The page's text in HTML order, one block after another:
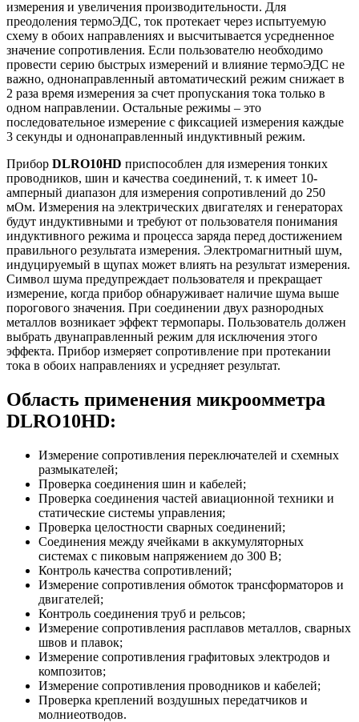
измерения и увеличения производительности. Для
преодоления термоЭДС, ток протекает через испытуемую
схему в обоих направлениях и высчитывается усредненное
значение сопротивления. Если пользователю необходимо
провести серию быстрых измерений и влияние термоЭДС не
важно, однонаправленный автоматический режим снижает в
2 раза время измерения за счет пропускания тока только в
одном направлении. Остальные режимы – это
последовательное измерение с фиксацией измерения каждые
3 секунды и однонаправленный индуктивный режим.
Прибор DLRO10HD приспособлен для измерения тонких
проводников, шин и качества соединений, т. к имеет 10-
амперный диапазон для измерения сопротивлений до 250
мОм. Измерения на электрических двигателях и генераторах
будут индуктивными и требуют от пользователя понимания
индуктивного режима и процесса заряда перед достижением
правильного результата измерения. Электромагнитный шум,
индуцируемый в щупах может влиять на результат измерения.
Символ шума предупреждает пользователя и прекращает
измерение, когда прибор обнаруживает наличие шума выше
порогового значения. При соединении двух разнородных
металлов возникает эффект термопары. Пользователь должен
выбрать двунаправленный режим для исключения этого
эффекта. Прибор измеряет сопротивление при протекании
тока в обоих направлениях и усредняет результат.
Область применения микроомметра
DLRO10HD:
Измерение сопротивления переключателей и схемных
размыкателей;
Проверка соединения шин и кабелей;
Проверка соединения частей авиационной техники и
статические системы управления;
Проверка целостности сварных соединений;
Соединения между ячейками в аккумуляторных
системах с пиковым напряжением до 300 В;
Контроль качества сопротивлений;
Измерение сопротивления обмоток трансформаторов и
двигателей;
Контроль соединения труб и рельсов;
Измерение сопротивления расплавов металлов, сварных
швов и плавок;
Измерение сопротивления графитовых электродов и
композитов;
Измерение сопротивления проводников и кабелей;
Проверка креплений воздушных передатчиков и
молниеотводов.